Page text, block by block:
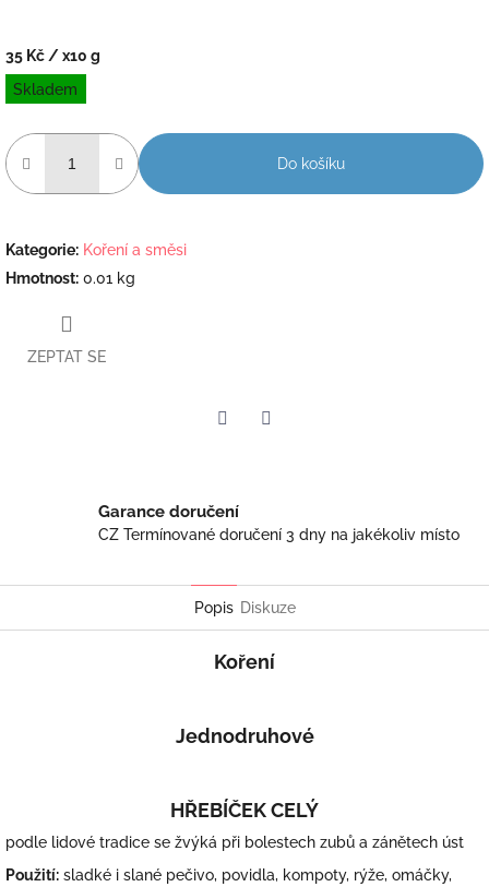
35 Kč / x10 g
Měrná
cena:
Skladem
Do košíku
Kategorie: Koření a směsi
Hmotnost: 0.01 kg
ZEPTAT SE
Garance doručení
CZ Termínované doručení 3 dny na jakékoliv místo
Popis Diskuze
Koření
Jednodruhové
HŘEBÍČEK CELÝ
podle lidové tradice se žvýká při bolestech zubů a zánětech úst
Použití: sladké i slané pečivo, povidla, kompoty, rýže, omáčky,